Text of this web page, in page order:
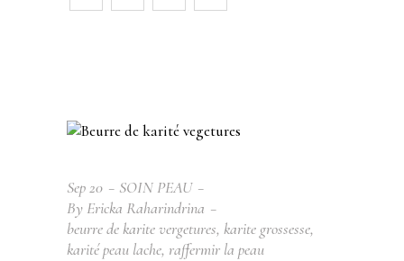
Sep20
SOIN PEAU
By Ericka Raharindrina
beurre de karite vergetures, karite grossesse,
karité peau lache, raffermir la peau